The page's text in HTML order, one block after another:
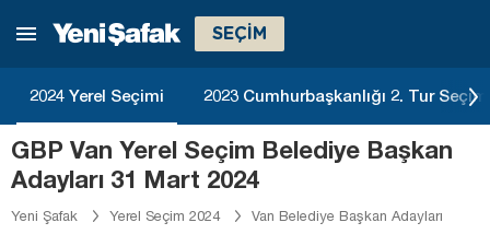
SEÇİM
2024 Yerel Seçimi 2023 Cumhurbaşkanlığı 2. Tur
GBP Van Yerel Seçim Belediye Başkan
Adayları 31 Mart 2024
Yeni Şafak Yerel Seçim 2024 Van Belediye Başkan Adayları
Sivas
Şanlıurfa
Şırnak
Tekirdağ
Tokat
Trabzon